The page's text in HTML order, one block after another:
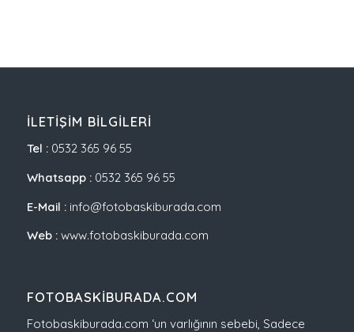
İLETIŞIM BILGILERI
Tel : 0532 365 96 55
Whatsapp : 0532 365 96 55
E-Mail :info@fotobaskiburada.com
Web :www.fotobaskiburada.com
FOTOBASKIBURADA.COM
Fotobaskiburada.com ‘un varlığının sebebi, Sadece